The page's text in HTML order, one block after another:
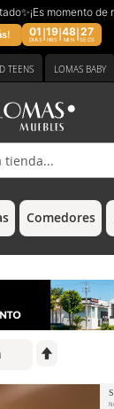
momento de
01
DIAS
19
HRS
48
MIN
26
SECS
TEENS LOMAS BABY
Comedores